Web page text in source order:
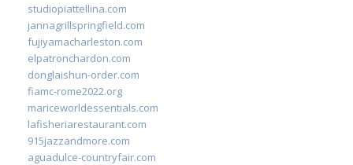
studiopiattellina.com
jannagrillspringfield.com
fujiyamacharleston.com
elpatronchardon.com
donglaishun-order.com
fiamc-rome2022.org
mariceworldessentials.com
lafisheriarestaurant.com
915jazzandmore.com
aguadulce-countryfair.com